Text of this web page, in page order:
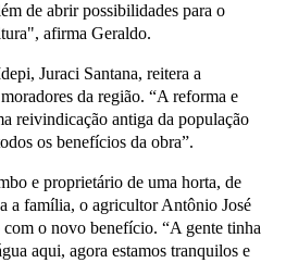
de abrir possibilidades para o
afirma Geraldo.
Juraci Santana, reitera a
da região. “A reforma e
reivindicação antiga da população
os benefícios da obra”.
e proprietário de uma horta, de
a família, o agricultor Antônio José
com o novo benefício. “A gente tinha
aqui, agora estamos tranquilos e